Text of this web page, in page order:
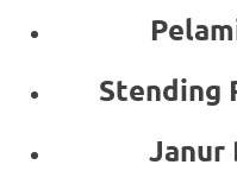
Stending
Janur